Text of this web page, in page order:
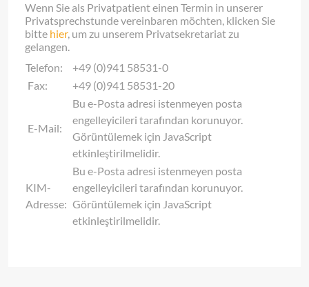
Wenn Sie als Privatpatient einen Termin in unserer
Privatsprechstunde vereinbaren möchten, klicken Sie
bitte hier, um zu unserem Privatsekretariat zu
gelangen.
Telefon:
+49 (0)941 58531-0
Fax:
+49 (0)941 58531-20
E-Mail:
Bu e-Posta adresi istenmeyen posta
engelleyicileri tarafından korunuyor.
Görüntülemek için JavaScript
etkinleştirilmelidir.
KIM-
Adresse:
Bu e-Posta adresi istenmeyen posta
engelleyicileri tarafından korunuyor.
Görüntülemek için JavaScript
etkinleştirilmelidir.